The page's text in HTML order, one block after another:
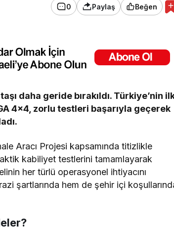
0 Paylaş Beğen
daha geride bırakıldı. Türkiye’nin
4×4, zorlu testleri başarıyla geçerek
Aracı Projesi kapsamında titizlikle
kabiliyet testlerini tamamlayarak
her türlü operasyonel ihtiyacını
şartlarında hem de şehir içi